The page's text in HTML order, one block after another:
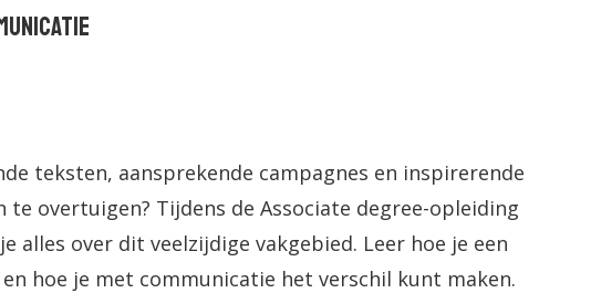
teksten, aansprekende campagnes en inspirerende
te overtuigen? Tijdens de Associate degree-opleiding
alles over dit veelzijdige vakgebied. Leer hoe je een
hoe je met communicatie het verschil kunt maken.